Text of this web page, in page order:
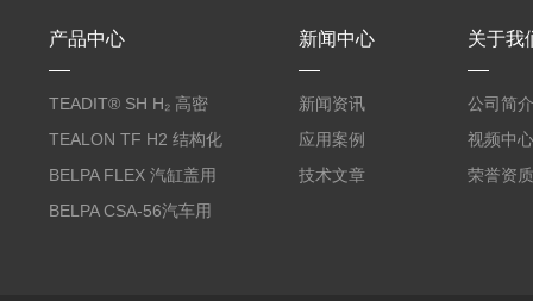
产品中心
TEADIT® SH H₂ 高密
度纯PTFE垫片
TEALON TF H2 结构化
PTFE垫片
BELPA FLEX 汽缸盖用
无石棉金属增强密封垫
BELPA CSA-56汽车用
新闻中心
新闻资讯
应用案例
技术文章
关于我
公司简介
视频中心
荣誉资质